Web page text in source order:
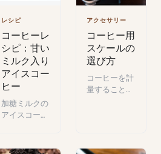
レシピ
コーヒーレ
シピ：甘い
ミルク入り
アイスコー
ヒー
加糖ミルクの
アイスコーヒ
ソ、冷たいミ
アクセサリー
コーヒー用
スケールの
選び方
コーヒーを計
量することが
ルの選び方ガ